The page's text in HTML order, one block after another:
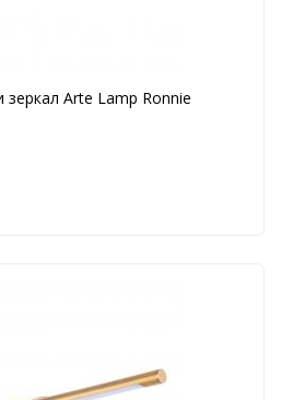
зеркал Arte Lamp Ronnie